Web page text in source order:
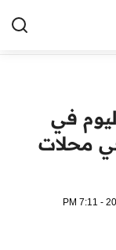
اليوم في
13 مايو 2024 في محلات